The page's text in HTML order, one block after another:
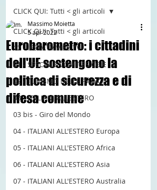
CLICK QUI: Tutti < gli articoli
12 - IESTV.TV WEB TV
01 - SPECIALE COMITES CGIE
02 - TURISMO DELLE RADICI
03 - ITALIANI ALL'ESTERO
03 bis - Giro del Mondo
04 - ITALIANI ALL'ESTERO Europa
05 - ITALIANI ALL'ESTERO Africa
06 - ITALIANI ALL'ESTERO Asia
07 - ITALIANI ALL'ESTERO Australia
CLICK QUI: Tutti < gli articoli
Eurobarometro: i cittadini
dell'UE sostengono la
politica di sicurezza e di
difesa comune
Massimo Moietta
5 apr 2022